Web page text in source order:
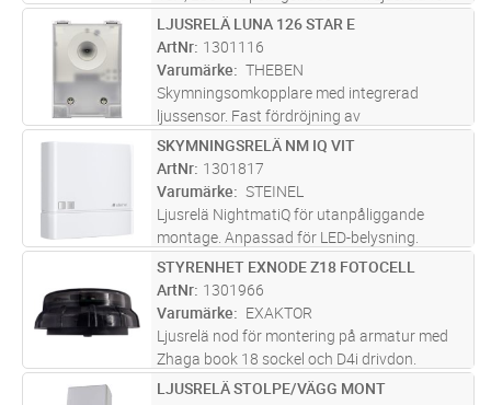
alla typer av laster upp till 10A. Utvändig
justering av ljusnivån, 4-400lux. Invändig
testknapp med momentanf
ST Lägg i kundvagn
LJUSRELÄ LUNA 126 STAR E
ArtNr 1301116
Varumärke
THEBEN
Skymningsomkopplare med integrerad
ljussensor. Fast fördröjning av
till-/frånkoppling, för att undvika felaktig
omkoppling vid blixtar, bilstrålkastare osv.
Kabelgenomgång möjlig på baksidan och
unde...läs mer
ST Lägg i kundvagn
SKYMNINGSRELÄ NM IQ VIT
ArtNr 1301817
Varumärke
STEINEL
Ljusrelä NightmatiQ för utanpåliggande
montage. Anpassad för LED-belysning.
Inställbart ljusvärde (luxvärde) 1-75 lux.
ST Lägg i kundvagn
STYRENHET EXNODE Z18 FOTOCELL
ArtNr 1301966
Varumärke
EXAKTOR
Ljusrelä nod för montering på armatur med
Zhaga book 18 sockel och D4i drivdon.
Sensorn kräver ingen programmering utan är
ST Lägg i kundvagn
LJUSRELÄ STOLPE/VÄGG MONT